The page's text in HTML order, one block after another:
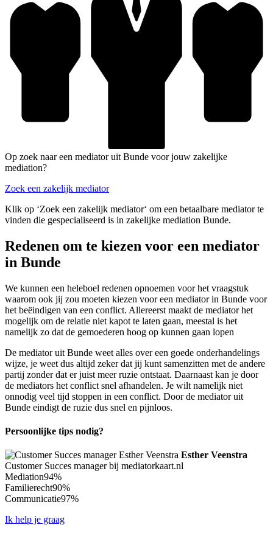
Op zoek naar een mediator uit Bunde voor jouw zakelijke
mediation?
Zoek een zakelijk mediator
Klik op ‘Zoek een zakelijk mediator‘ om een betaalbare mediator te
vinden die gespecialiseerd is in zakelijke mediation Bunde.
Redenen om te kiezen voor een mediator
in Bunde
We kunnen een heleboel redenen opnoemen voor het vraagstuk
waarom ook jij zou moeten kiezen voor een mediator in Bunde voor
het beëindigen van een conflict. Allereerst maakt de mediator het
mogelijk om de relatie niet kapot te laten gaan, meestal is het
namelijk zo dat de gemoederen hoog op kunnen gaan lopen
De mediator uit Bunde weet alles over een goede onderhandelings
wijze, je weet dus altijd zeker dat jij kunt samenzitten met de andere
partij zonder dat er juist meer ruzie ontstaat. Daarnaast kan je door
de mediators het conflict snel afhandelen. Je wilt namelijk niet
onnodig veel tijd stoppen in een conflict. Door de mediator uit
Bunde eindigt de ruzie dus snel en pijnloos.
Persoonlijke tips nodig?
Esther Veenstra
Customer Succes manager bij mediatorkaart.nl
Mediation94%
Familierecht90%
Communicatie97%
Ik help je graag